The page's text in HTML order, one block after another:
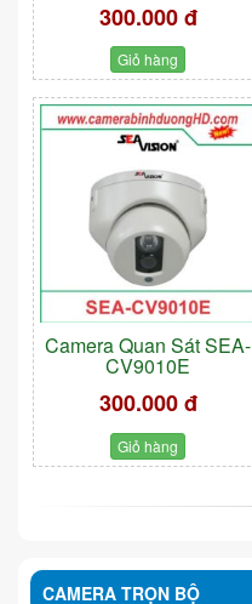
300.000 đ
Giỏ hàng
Camera Quan Sát SEA-
CV9010E
300.000 đ
Giỏ hàng
CAMERA TRỌN BỘ